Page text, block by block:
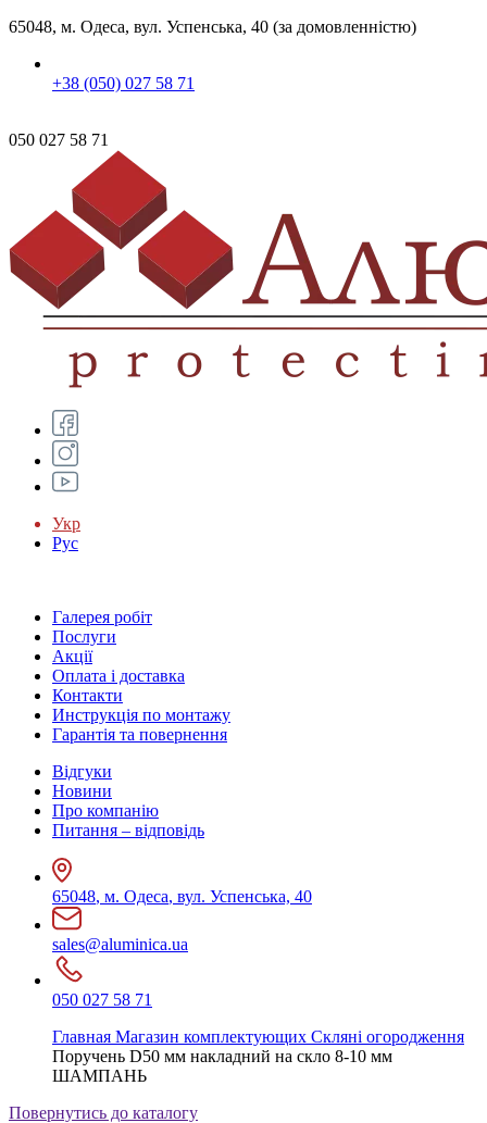
65048, м. Одеса, вул. Успенська, 40 (за домовленністю)
+38 (050) 027 58 71
050 027 58 71
Укр
Рус
Галерея робіт
Послуги
Акції
Оплата і доставка
Контакти
Инструкція по монтажу
Гарантія та повернення
Відгуки
Новини
Про компанію
Питання – відповідь
65048, м. Одеса, вул. Успенська, 40
sales@aluminica.ua
050 027 58 71
Главная Магазин комплектующих Скляні огородження
Поручень D50 мм накладний на скло 8-10 мм
ШАМПАНЬ
Повернутись до каталогу